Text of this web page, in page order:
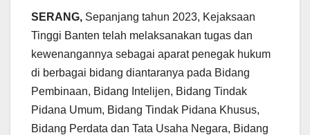
SERANG, Sepanjang tahun 2023, Kejaksaan
Tinggi Banten telah melaksanakan tugas dan
kewenangannya sebagai aparat penegak hukum
di berbagai bidang diantaranya pada Bidang
Pembinaan, Bidang Intelijen, Bidang Tindak
Pidana Umum, Bidang Tindak Pidana Khusus,
Bidang Perdata dan Tata Usaha Negara, Bidang